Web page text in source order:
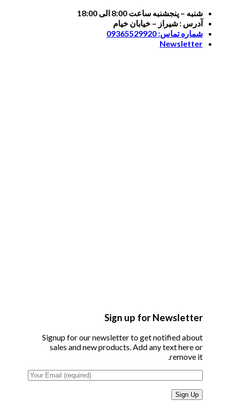
Skip
content
شنبه – پنجشنبه ساعت 8:00 الی 18:00
آدرس : شیراز – خیابان خیام
شماره تماس: 09365529920
Newsletter
Sign up for Newsletter
Signup for our newsletter to get notified about
sales and new products. Add any text here or
remove it.